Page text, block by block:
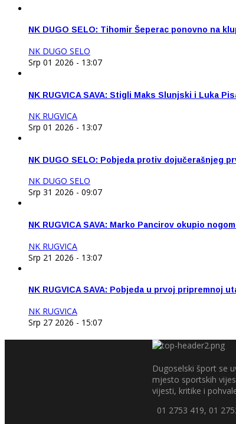
NK DUGO SELO: Tihomir Šeperac ponovno na
NK DUGO SELO
Srp 01 2026 - 13:07
NK RUGVICA SAVA: Stigli Maks Slunjski i Luka
NK RUGVICA
Srp 01 2026 - 13:07
NK DUGO SELO: Pobjeda protiv dojučerašnjeg
NK DUGO SELO
Srp 31 2026 - 09:07
NK RUGVICA SAVA: Marko Pancirov okupio
NK RUGVICA
Srp 21 2026 - 13:07
NK RUGVICA SAVA: Pobjeda u prvoj pripremnoj
NK RUGVICA
Srp 27 2026 - 15:07
Dugoselski šport se
mjesto sportskih
vijesti, kritike i
01 2753 419, 01